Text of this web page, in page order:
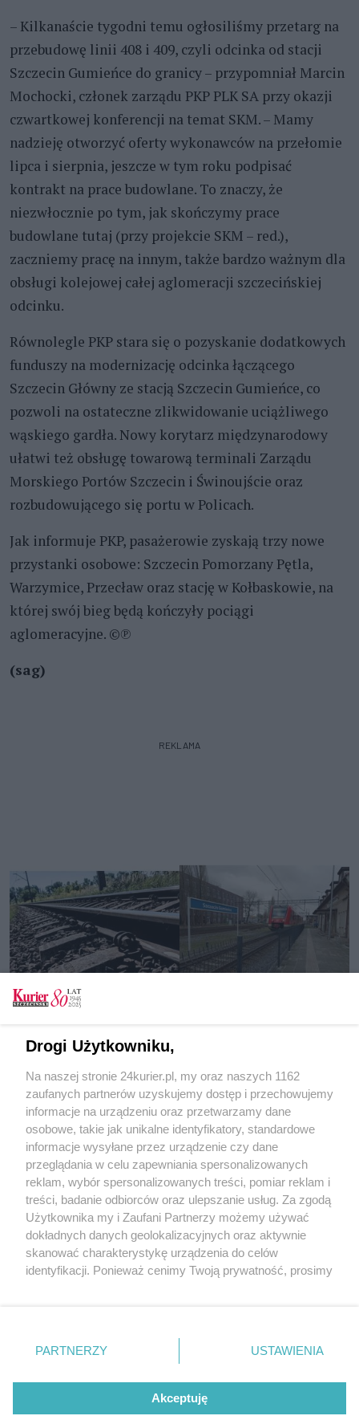
– Kilkanaście tygodni temu ogłosiliśmy przetarg na
przebudowę linii 408 i 409, czyli odcinka od stacji
Szczecin Gumieńce do granicy – przypomniał Marcin
Mochocki, członek zarządu PKP PLK SA przy okazji
czwartkowej konferencji na temat SKM. – Mamy
nadzieję otworzyć oferty wykonawców na przełomie
lipca i sierpnia, jeszcze w tym roku podpisać
kontrakt na prace budowlane. To znaczy, że
niezwłocznie po tym, jak skończymy prace
budowlane tutaj (przy projekcie SKM – red.),
zaczniemy pracę na innym, także bardzo ważnym dla
obsługi kolejowej całej aglomeracji szczecińskiej
odcinku.
Równolegle PKP stara się o pozyskanie dodatkowych
funduszy na modernizację odcinka łączącego
Szczecin Główny ze stacją Szczecin Gumieńce, co
pozwoli na ostateczne zlikwidowanie uciążliwego
wąskiego gardła. Nowy korytarz międzynarodowy
ułatwi też obsługę towarową terminali Zarządu
Morskiego Portów Szczecin i Świnoujście oraz
rozbudowującego się portu w Policach.
Jak informuje PKP, pasażerowie zyskają trzy nowe
przystanki osobowe: Szczecin Pomorzany Pętla,
Warzymice, Przecław oraz stację w Kołbaskowie, na
której swój bieg będą kończyły pociągi
aglomeracyjne. ©℗
(sag)
REKLAMA
Tylko zalogowani użytkownicy mają możliwość
Zaloguj sięZarejestruj
POGODA
28℃
Zobacz prognozę na 3 dni
Copyright © 2022 Kurier Szczeciński sp. z o.o.
Wszelkie prawa zastrzeżone
Nota wydawnicza
Nota prawna
Polityka prywatności
Reklama
Drogi Użytkowniku,
Na naszej stronie 24kurier.pl, my oraz naszych 1162
zaufanych partnerów uzyskujemy dostęp i przechowujemy
informacje na urządzeniu oraz przetwarzamy dane
osobowe, takie jak unikalne identyfikatory, standardowe
informacje wysyłane przez urządzenie czy dane
przeglądania w celu zapewniania spersonalizowanych
reklam, wybór spersonalizowanych treści, pomiar reklam i
treści, badanie odbiorców oraz ulepszanie usług. Za zgodą
Użytkownika my i Zaufani Partnerzy możemy używać
dokładnych danych geolokalizacyjnych oraz aktywnie
skanować charakterystykę urządzenia do celów
identyfikacji. Ponieważ cenimy Twoją prywatność, prosimy
prywatności znajdujący się w lewym dolnym rogu strony
. Niektóre rodzaje przetwarzania danych nie wymagają
takiemu przetwarzaniu. Preferencje będą miały
zastosowania tylko na tej witrynie.
PARTNERZY USTAWIENIA
Akceptuję